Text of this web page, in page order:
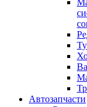
Автозапчасти